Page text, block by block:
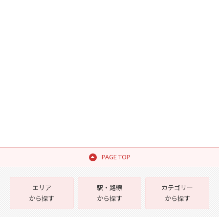
PAGE TOP
エリア
から探す
駅・路線
から探す
カテゴリー
から探す